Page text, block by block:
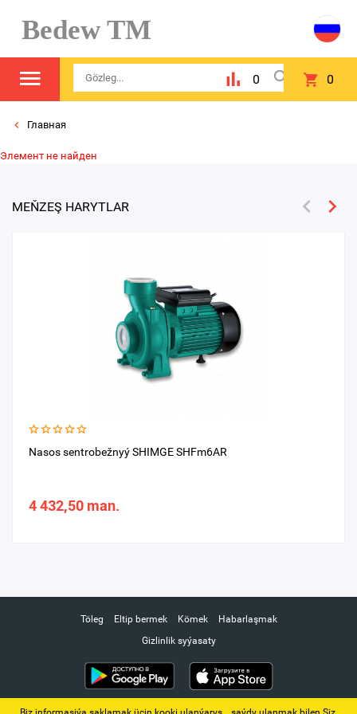
Bedew TM
0 0
Главная
Элемент не найден
MEŇZEŞ HARYTLAR
Nasos sentrobežnyý SHIMGE SHFm6AR
4 432,50 man.
Töleg Eltip bermek Kömek
Habarlaşmak
Gizlinlik syýasaty